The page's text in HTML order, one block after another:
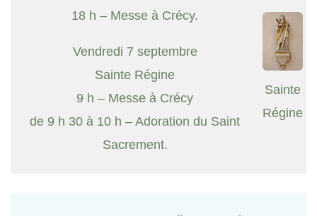
18 h – Messe à Crécy.
Vendredi 7 septembre
Sainte Régine
9 h – Messe à Crécy
de 9 h 30 à 10 h – Adoration du Saint
Sacrement.
Sainte
Régine